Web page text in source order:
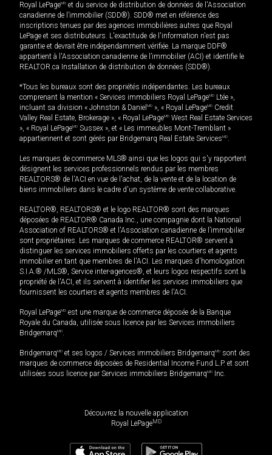
Royal LePageMD et du service de distribution de données de l'Association
canadienne de l’immobilier (SDD®). SDD® met en référence des
inscriptions tenues par des agences immobilières autres que Royal
LePage et ses distributeurs. L'exactitude de l'information n'est pas
garantie et devrait être indépendamment vérifiée. La marque DDF®
appartient à l'Association canadienne de l’immobilier (ACI) et identifie le
REALTOR.ca Installation de distribution de données (SDD®).
*Tous les bureaux sont des propriétés indépendantes. Les bureaux
comprenant la mention « Services immobiliers Royal LePageMD Ltée »,
incluant sa division « Johnston & Daniel MD », « Royal LePageMD Credit
Valley Real Estate, Brokerage », « Royal LePageMD West Real Estate Services
», « Royal LePageMD Sussex », et « Les immeubles Mont-Tremblant »
appartiennent et sont gérés par Bridgemarq Real Estate ServicesMD.
Les marques de commerce MLS® ainsi que les logos qui s'y rapportent
désignent les services professionnels rendus par les membres
REALTORS® de l'ACI en vue de l'achat, de la vente et de la location de
biens immobiliers dans le cadre d'un système de vente collaborative.
REALTOR®, REALTORS® et le logo REALTOR® sont des marques
déposées de REALTOR® Canada Inc., une compagnie dont la National
Association of REALTORS® et l'Association canadienne de l’immobilier
sont propriétaires. Les marques de commerce REALTOR® servent à
distinguer les services immobiliers offerts par les courtiers et agents
immobilier en tant que membres de l'ACI. Les marques d'homologation
S.I.A.® /MLS®, Service inter-agences®, et leurs logos respectifs sont la
propriété de l'ACI, et ils servent à identifier les services immobiliers que
fournissent les courtiers et agents membres de l'ACI.
Royal LePageMD est une marque de commerce déposée de la Banque
Royale du Canada, utilisée sous licence par les Services immobiliers
BridgemarqMD.
BridgemarqMD et ses logos / Services immobiliers BridgemarqMD sont des
marques de commerce déposées de Residential Income Fund L.P. et sont
utilisées sous licence par Services immobiliers BridgemarqMD Inc.
Découvrez la nouvelle application
Royal LePageMD